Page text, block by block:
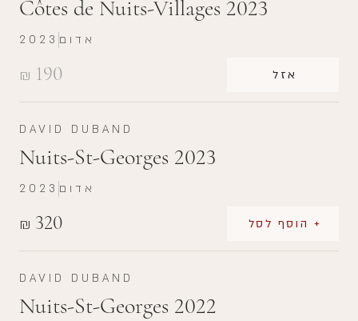
Côtes de Nuits-Villages 2023
₪ 190 אזל
2023 אדום
DAVID DUBAND
Nuits-St-Georges 2023
₪ 320 + הוסף לסל
2023 אדום
DAVID DUBAND
Nuits-St-Georges 2022